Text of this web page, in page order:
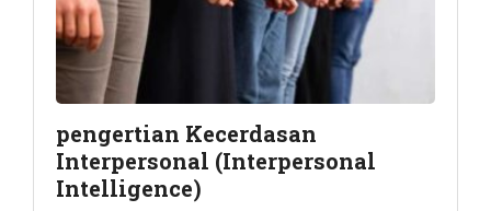
pengertian Kecerdasan
Interpersonal (Interpersonal
Intelligence)